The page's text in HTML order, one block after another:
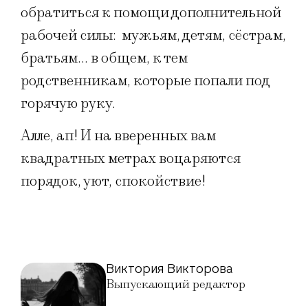
обратиться к помощи дополнительной
рабочей силы: мужьям, детям, сёстрам,
братьям… в общем, к тем
родственникам, которые попали под
горячую руку.
Алле, ап! И на вверенных вам
квадратных метрах воцаряются
порядок, уют, спокойствие!
Виктория Викторова
Выпускающий редактор